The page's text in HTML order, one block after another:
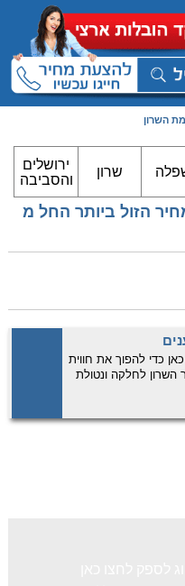
השרון
שרון
ירושלים
והסביבה
הזול ביותר החל מ
כדי להפוך את חווית
לחלקה ונטולת
גם מומחים